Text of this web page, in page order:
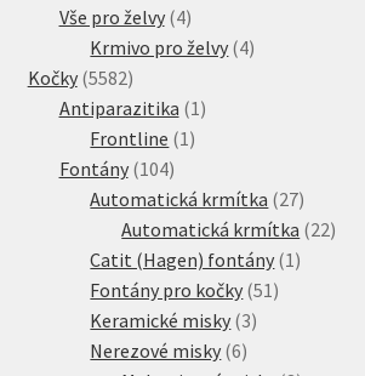
Vše pro želvy 44
produkty
Krmivo pro želvy 44
Kočky 55825582
produktů
Antiparazitika 1 1
Frontline 1 1
Fontány 104104
produktů
Automatická krmítka 2727
produktů
Automatická krmítka 2222
Catit (Hagen) fontány 1 1
Fontány pro kočky 51 51
Keramické misky 33
Nerezové misky 66